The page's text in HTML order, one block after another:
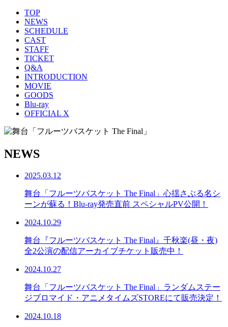
TOP
NEWS
SCHEDULE
CAST
STAFF
TICKET
Q&A
INTRODUCTION
MOVIE
GOODS
Blu-ray
OFFICIAL X
NEWS
2025.03.12
舞台「フルーツバスケット The Final」心揺さぶる名シ
ーンが蘇る！Blu-ray発売直前 スペシャルPV公開！
2024.10.29
舞台『フルーツバスケット The Final』千秋楽(昼・夜)
全2公演の配信アーカイブチケット販売中！
2024.10.27
舞台「フルーツバスケット The Final」ランダムステー
ジブロマイド・アニメタイムズSTOREにて販売決定！
2024.10.18